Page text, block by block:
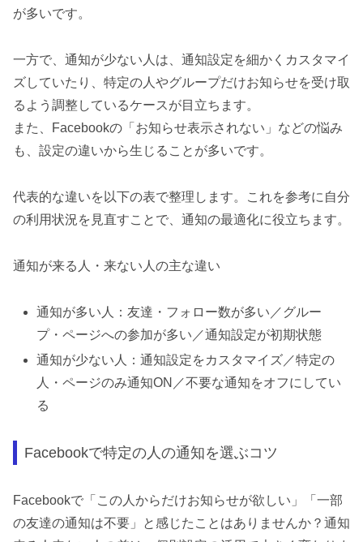
が多いです。
一方で、通知が少ない人は、通知設定を細かくカスタマイ
ズしていたり、特定の人やグループだけお知らせを受け取
るよう調整しているケースが目立ちます。
また、Facebookの「お知らせ表示されない」などの悩み
も、設定の違いから生じることが多いです。
代表的な違いを以下の表で整理します。これを参考に自分
の利用状況を見直すことで、通知の最適化に役立ちます。
通知が来る人・来ない人の主な違い
通知が多い人：友達・フォロー数が多い／グルー
プ・ページへの参加が多い／通知設定が初期状態
通知が少ない人：通知設定をカスタマイズ／特定の
人・ページのみ通知ON／不要な通知をオフにしてい
る
Facebookで特定の人の通知を選ぶコツ
Facebookで「この人からだけお知らせが欲しい」「一部
の友達の通知は不要」と感じたことはありませんか？通知